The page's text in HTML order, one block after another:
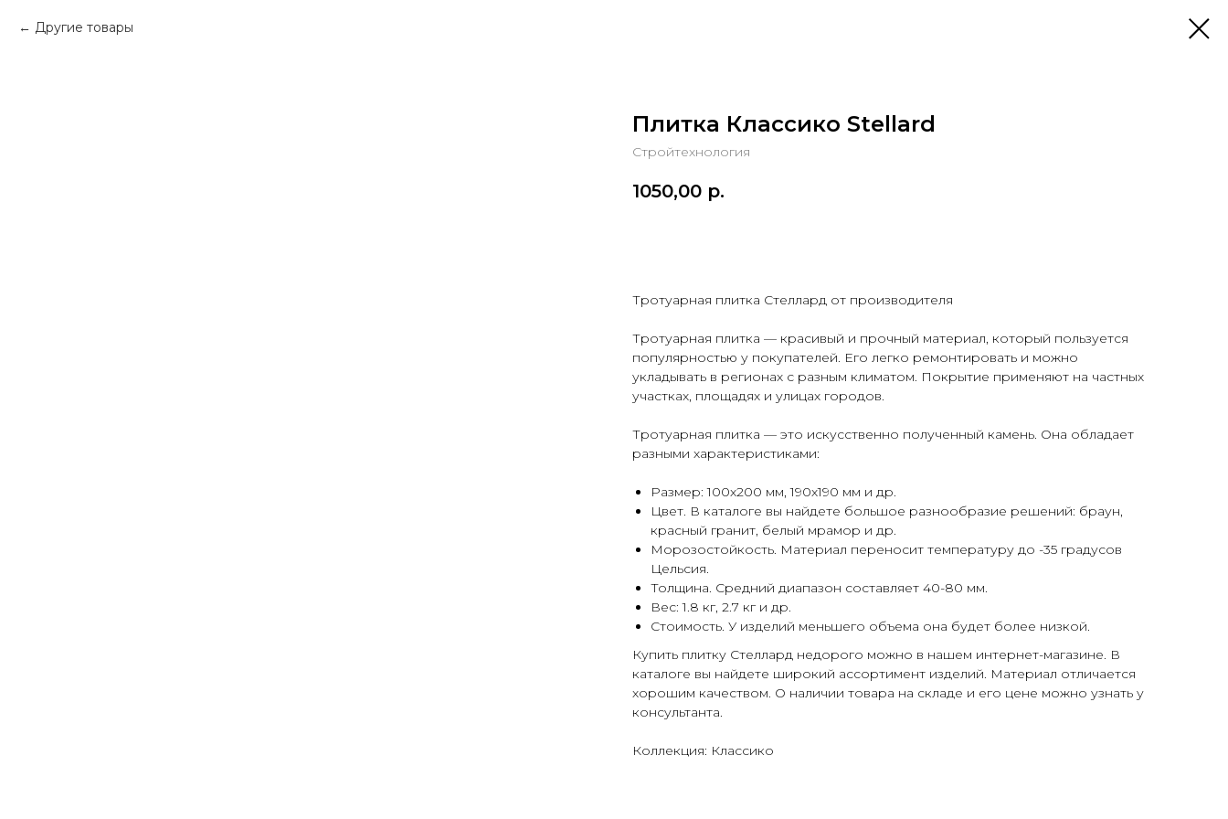
Другие товары
Плитка Классико Stellard
Стройтехнология
1050,00 р.
Тротуарная плитка Стеллард от производителя
Тротуарная плитка — красивый и прочный материал, который пользуется
популярностью у покупателей. Его легко ремонтировать и можно
укладывать в регионах с разным климатом. Покрытие применяют на частных
участках, площадях и улицах городов.
Тротуарная плитка — это искусственно полученный камень. Она обладает
разными характеристиками:
Размер: 100х200 мм, 190х190 мм и др.
Цвет. В каталоге вы найдете большое разнообразие решений: браун,
красный гранит, белый мрамор и др.
Морозостойкость. Материал переносит температуру до -35 градусов
Цельсия.
Толщина. Средний диапазон составляет 40-80 мм.
Вес: 1.8 кг, 2.7 кг и др.
Стоимость. У изделий меньшего объема она будет более низкой.
Купить плитку Стеллард недорого можно в нашем интернет-магазине. В
каталоге вы найдете широкий ассортимент изделий. Материал отличается
хорошим качеством. О наличии товара на складе и его цене можно узнать у
консультанта.
Коллекция: Классико